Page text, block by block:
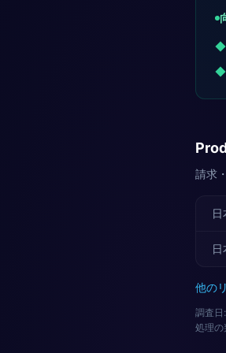
◆
◆
請求
他の
調査日
処理の